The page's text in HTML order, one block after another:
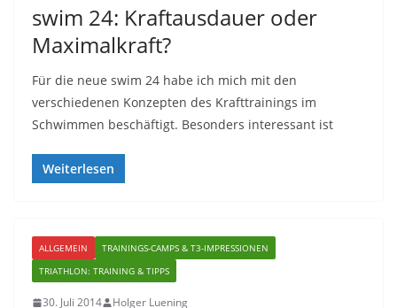
swim 24: Kraftausdauer oder
Maximalkraft?
Für die neue swim 24 habe ich mich mit den
verschiedenen Konzepten des Krafttrainings im
Schwimmen beschäftigt. Besonders interessant ist
Weiterlesen
ALLGEMEIN
TRAININGS-CAMPS & T3-IMPRESSIONEN
TRIATHLON: TRAINING & TIPPS
30. Juli 2014 Holger Luening